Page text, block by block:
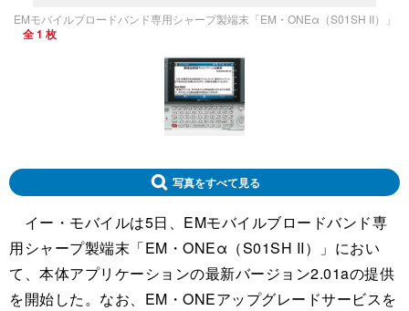
EMモバイルブロードバンド専用シャープ製端末「EM・ONEα（S01SH II）」
全 1 枚
写真をすべて見る
イー・モバイルは5日、EMモバイルブロードバンド専
用シャープ製端末「EM・ONEα（S01SH II）」におい
て、本体アプリケーションの最新バージョン2.01aの提供
を開始した。なお、EM・ONEアップグレードサービスを